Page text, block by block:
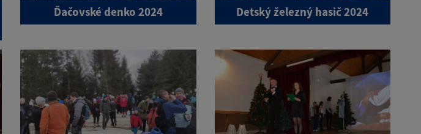
Ďačovské denko 2024 Detský železný hasič 2024